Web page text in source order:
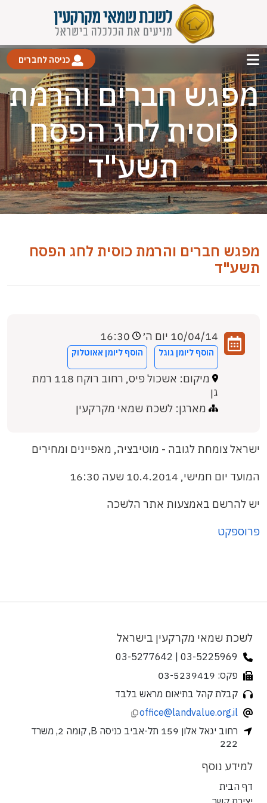
כניסה לחברים
מפגש חברים והרמת
כוסית לחג הפסח
תשע"ד
מפגש חברים והרמת כוסית לחג הפסח
תשע"ד
10/04/14 יום ה׳ 16:30
הוסף ליומן גוגל הוסף ליומן אאוטלוק
מיקום: אשכול פיס, רחוב רוקח 118 רמת
גן
מארגן: לשכת שמאי מקרקעין
ישראל צומחת לגובה - מוטיבציה, מאפיינים ומחירים
המועד יום חמישי, 10.4.2014 שעה 16:30
יש להרשם באמצעות אתר הלשכה
פרוספקט
לשכת שמאי מקרקעין בישראל
03-5225969 | 03-5277642
פקס: 03-5239419
קבלת קהל בתיאום מראש בלבד
office@landvalue.org.il
רחוב יגאל אלון 159 תל-אביב כניסה B, קומה 2, משרד
222
למידע נוסף
דף הבית